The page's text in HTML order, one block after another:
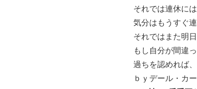
それでは連休に
気分はもうすぐ連
それではまた明日
もし自分が間違
過ちを認めれば
ｂｙデール・カ